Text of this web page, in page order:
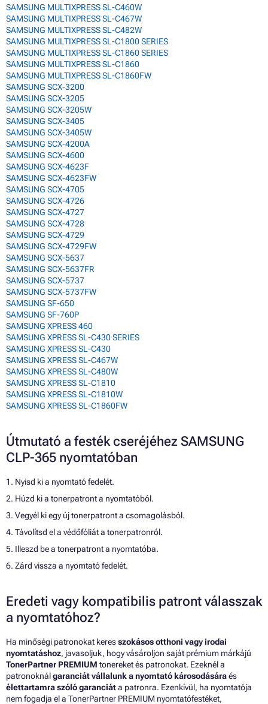
SAMSUNG MULTIXPRESS SL-C460W
SAMSUNG MULTIXPRESS SL-C467W
SAMSUNG MULTIXPRESS SL-C482W
SAMSUNG MULTIXPRESS SL-C1800 SERIES
SAMSUNG MULTIXPRESS SL-C1860 SERIES
SAMSUNG MULTIXPRESS SL-C1860
SAMSUNG MULTIXPRESS SL-C1860FW
SAMSUNG SCX-3200
SAMSUNG SCX-3205
SAMSUNG SCX-3205W
SAMSUNG SCX-3405
SAMSUNG SCX-3405W
SAMSUNG SCX-4200A
SAMSUNG SCX-4600
SAMSUNG SCX-4623F
SAMSUNG SCX-4623FW
SAMSUNG SCX-4705
SAMSUNG SCX-4726
SAMSUNG SCX-4727
SAMSUNG SCX-4728
SAMSUNG SCX-4729
SAMSUNG SCX-4729FW
SAMSUNG SCX-5637
SAMSUNG SCX-5637FR
SAMSUNG SCX-5737
SAMSUNG SCX-5737FW
SAMSUNG SF-650
SAMSUNG SF-760P
SAMSUNG XPRESS 460
SAMSUNG XPRESS SL-C430 SERIES
SAMSUNG XPRESS SL-C430
SAMSUNG XPRESS SL-C467W
SAMSUNG XPRESS SL-C480W
SAMSUNG XPRESS SL-C1810
SAMSUNG XPRESS SL-C1810W
SAMSUNG XPRESS SL-C1860FW
Útmutató a festék cseréjéhez SAMSUNG
CLP-365 nyomtatóban
1. Nyisd ki a nyomtató fedelét.
2. Húzd ki a tonerpatront a nyomtatóból.
3. Vegyél ki egy új tonerpatront a csomagolásból.
4. Távolítsd el a védőfóliát a tonerpatronról.
5. Illeszd be a tonerpatront a nyomtatóba.
6. Zárd vissza a nyomtató fedelét.
Eredeti vagy kompatibilis patront válasszak
a nyomtatóhoz?
Ha minőségi patronokat keresszokásos otthoni vagy irodai
nyomtatáshoz, javasoljuk, hogy vásároljon saját prémium márkájú
TonerPartner PREMIUM tonereket és patronokat. Ezeknél a
patronoknálgaranciát vállalunk a nyomtató károsodásáraés
élettartamra szóló garanciáta patronra. Ezenkívül, ha nyomtatója
nem fogadja el a TonerPartner PREMIUM nyomtatófestéket,